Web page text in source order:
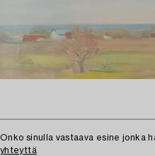
Onko sinulla vastaava esine jonka
yhteyttä